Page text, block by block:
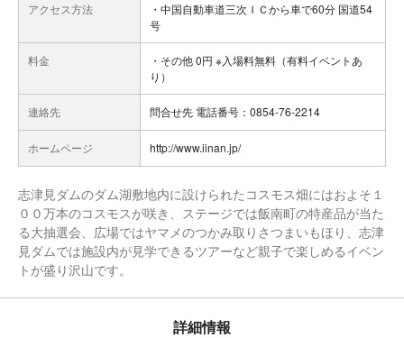
アクセス方法
・中国自動車道三次ＩＣから車で60分 国道54
号
料金
・その他 0円 ※入場料無料（有料イベントあ
り）
連絡先 問合せ先 電話番号：0854-76-2214
ホームページ http://www.iinan.jp/
志津見ダムのダム湖敷地内に設けられたコスモス畑にはおよそ１
００万本のコスモスが咲き、ステージでは飯南町の特産品が当た
る大抽選会、広場ではヤマメのつかみ取りさつまいもほり、志津
見ダムでは施設内が見学できるツアーなど親子で楽しめるイベン
トが盛り沢山です。
詳細情報